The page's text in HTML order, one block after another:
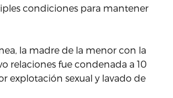
condiciones para mantener
la madre de la menor con la
relaciones fue condenada a 10
explotación sexual y lavado de